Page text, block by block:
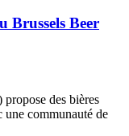
Brussels Beer
des bières
une communauté de